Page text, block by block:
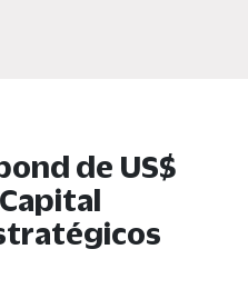
de US$